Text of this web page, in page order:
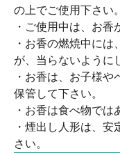
の上でご使用下さい。
・ご使用中は、お香
・お香の燃焼中に
が、当らないように
・お香は、お子様や
保管して下さい。
・お香は食べ物では
・煙出し人形は、
さい。